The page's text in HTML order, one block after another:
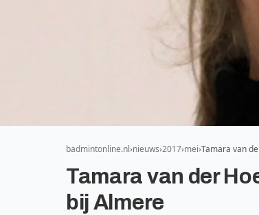
badmintonline.nl nieuws 2017 mei Tamara van
Tamara van der
bij Almere